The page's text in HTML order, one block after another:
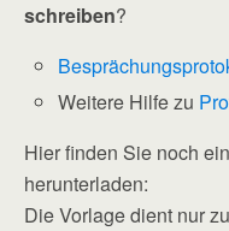
schreiben?
Weitere Hilfe zu
Hier finden Sie noch
herunterladen:
Die Vorlage dient nur